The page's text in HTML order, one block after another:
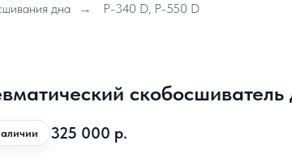
дна → P-340 D, P-550 D
325 000 р.